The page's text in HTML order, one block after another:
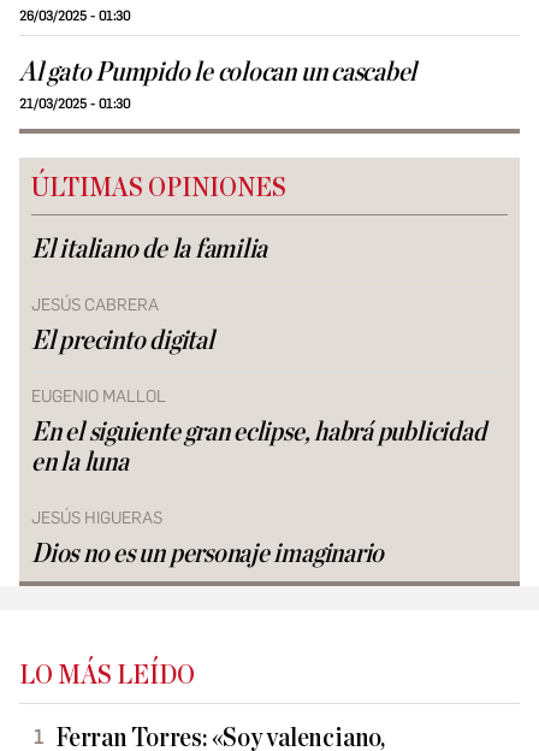
26/03/2025 - 01:30
Al gato Pumpido le colocan un cascabel
21/03/2025 - 01:30
ÚLTIMAS OPINIONES
El italiano de la familia
JESÚS CABRERA
El precinto digital
EUGENIO MALLOL
En el siguiente gran eclipse, habrá publicidad
en la luna
JESÚS HIGUERAS
Dios no es un personaje imaginario
LO MÁS LEÍDO
Ferran Torres: «Soy valenciano,